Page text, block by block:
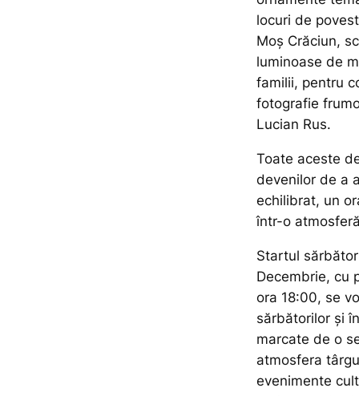
locuri de
Moș Crăciun,
luminoase de
familii, pentru
fotografie
Lucian Rus.
Toate aceste
devenilor de a
echilibrat, un
într-o
Startul
Decembrie, cu
ora 18:00, se
sărbătorilor și
marcate de o
atmosfera
evenimente